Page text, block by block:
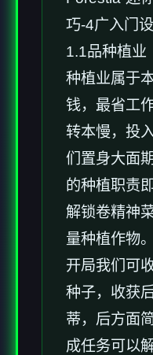
巧-4广入门
1.1品种植业
种植业属于
钱，最省工
转本慢，投
们置身大面
的种植职责
解锁卷精神
量种植作物。
开局我们可
种子，收获
蒂，后方面
成任务可以